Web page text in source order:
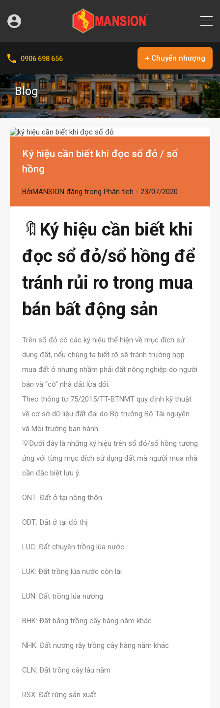
0906 698 656 + Chuyển nhượng
Blog
Ký hiệu cần biết khi đọc sổ đỏ / sổ
hồng
BởiMANSION đăng trong Phân tích - 23/07/2020
🔖 Ký hiệu cần biết khi
đọc sổ đỏ/sổ hồng để
tránh rủi ro trong mua
bán bất động sản
Trên sổ đỏ có các ký hiệu thể hiện về mục đích sử
dụng đất, nếu chúng ta biết rõ sẽ tránh trường hợp
mua đất ở nhưng nhầm phải đất nông nghiệp do người
bán và “cò” nhà đất lừa dối.
Theo thông tư 75/2015/TT-BTNMT quy định kỹ thuật
về cơ sở dữ liệu đất đai do Bộ trưởng Bộ Tài nguyên
và Môi trường ban hành.
💡Dưới đây là những ký hiệu trên sổ đỏ/sổ hồng tương
ứng với từng mục đích sử dụng đất mà người mua nhà
cần đặc biệt lưu ý.
ONT: Đất ở tại nông thôn
ODT: Đất ở tại đô thị
LUC: Đất chuyên trồng lúa nước
LUK: Đất trồng lúa nước còn lại
LUN: Đất trồng lúa nương
BHK: Đất bằng trồng cây hàng năm khác
NHK: Đất nương rẫy trồng cây hàng năm khác
CLN: Đất trồng cây lâu năm
RSX: Đất rừng sản xuất